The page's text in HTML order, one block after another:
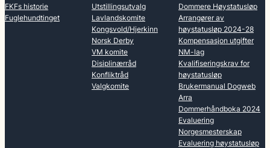
FKFs historie
Fuglehundtinget
Utstillingsutvalg
Lavlandskomite
Kongsvold/Hjerkinn
Norsk Derby
VM komite
Disiplinærråd
Konfliktråd
Valgkomite
Dommere Høystatusløp
Arrangører av
høystatusløp 2024-28
Kompensasjon utgifter
NM-lag
Kvalifiseringskrav for
høystatusløp
Brukermanual Dogweb
Arra
Dommerhåndboka 2024
Evaluering
Norgesmesterskap
Evaluering høystatusløp